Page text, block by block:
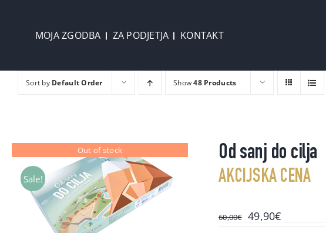
contentMOJA ZGODBA ZA PODJETJA KONTAKT
Sort by Default Order Show48 Products
Out of stock
Sale!
Od sanj do cilja
AKCIJSKA CENA
60,00€ Original
49,90€Current